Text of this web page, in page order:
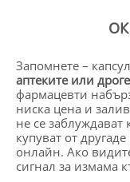
ОК
Запомнете –
аптеките или
фармацевти
ниска цена и
не се
купуват от
онлайн. Ако
сигнал за измама